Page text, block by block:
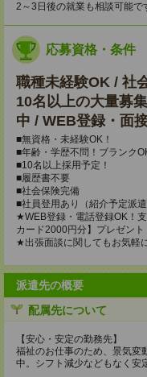
2～3日後の就業も相談可能で
応募資格・条件
職種未経験OK / 社
10名以上の大量募
中 / WEB登録・面
■無資格・未経験OK！
■年齢・学歴不問！ブランク
■10名以上採用予定！
■履歴書不要
■社会保険完備
■社員登用あり（紹介予定派遣
★WEB登録・電話登録OK！
カード2000円分】プレゼント
★出張面談に関してもお気軽
派遣先の概要
配属先について
【安心・安定の勤務先】
福祉のお仕事のため、景気変
中。シフト減少などもなく安